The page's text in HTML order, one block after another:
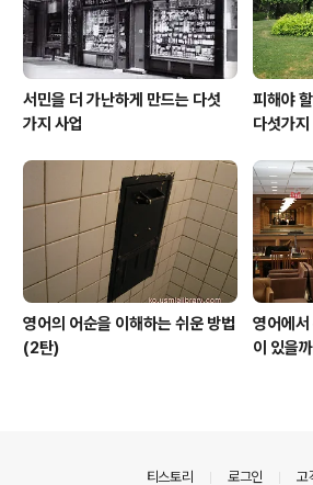
서민을 더 가난하게 만드는 다섯
가지 사업
피해야
다섯가지
영어의 어순을 이해하는 쉬운 방법
(2탄)
영어에서
이 있을
티스토리 로그인 고